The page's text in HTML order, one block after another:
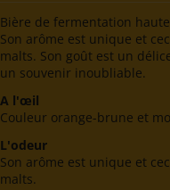
Bière de fermentation
Son arôme est unique et
malts. Son goût est un
un souvenir inoubliable.
A l'œil
Couleur orange-brune et
L'odeur
Son arôme est unique et
malts.